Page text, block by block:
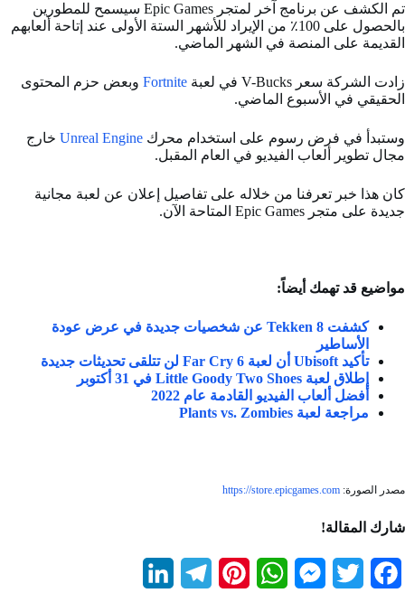
تم الكشف عن برنامج آخر لمتجر Epic Games سيسمح للمطورين
بالحصول على 100٪ من الإيراد للأشهر الستة الأولى عند إتاحة ألعابهم
القديمة على المنصة في الشهر الماضي.
زادت الشركة سعر V-Bucks في لعبة Fortnite وبعض حزم المحتوى
الحقيقي في الأسبوع الماضي.
وستبدأ في فرض رسوم على استخدام محرك Unreal Engine خارج
مجال تطوير ألعاب الفيديو في العام المقبل.
كان هذا خبر تعرفنا من خلاله على تفاصيل إعلان عن لعبة مجانية
جديدة على متجر Epic Games المتاحة الآن.
مواضيع قد تهمك أيضاً:
كشفت Tekken 8 عن شخصيات جديدة في عرض عودة
الأساطير
تأكيد Ubisoft أن لعبة Far Cry 6 لن تتلقى تحديثات جديدة
إطلاق لعبة Little Goody Two Shoes في 31 أكتوبر
أفضل ألعاب الفيديو القادمة عام 2022
مراجعة لعبة Plants vs. Zombies
مصدر الصورة: https://store.epicgames.com
شارك المقالة!
M
W